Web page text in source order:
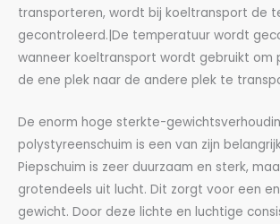
transporteren, wordt bij koeltransport de
gecontroleerd.|De temperatuur wordt
wanneer koeltransport wordt gebruikt om
de ene plek naar de andere plek te
De enorm hoge sterkte-
polystyreenschuim is een van zijn
Piepschuim is zeer duurzaam en sterk,
grotendeels uit lucht. Dit zorgt voor een
gewicht. Door deze lichte en luchtige